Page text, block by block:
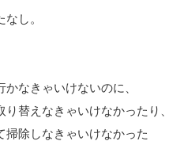
し。
なきゃいけないのに、
替えなきゃいけなかったり、
掃除しなきゃいけなかった